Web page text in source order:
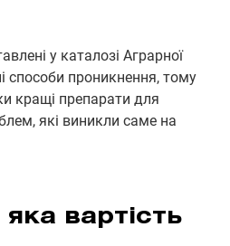
у каталозі Аграрної
способи проникнення, тому
кращі препарати для
які виникли саме на
вартість